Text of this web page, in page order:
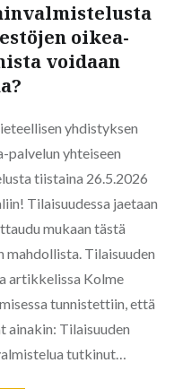
oikea-
voidaan
yhdistyksen
palvelun yhteiseen
tiistaina 26.5.2026
Tilaisuudessa jaetaan
mukaan tästä
Tilaisuuden
artikkelissa Kolme
tunnistettiin, että
ainakin: Tilaisuuden
tutkinut…